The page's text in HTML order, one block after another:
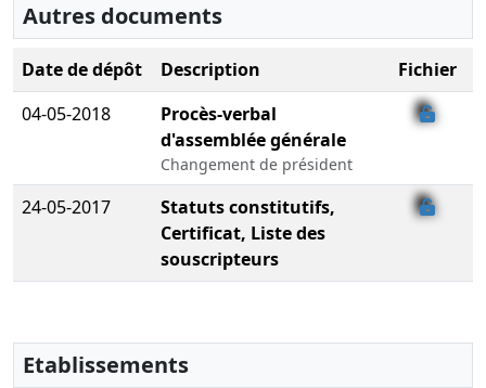
Autres documents
Date de dépôt Description
Fichier
04-05-2018
Procès-verbal
d'assemblée générale
Changement de président
24-05-2017
Statuts constitutifs,
Certificat, Liste des
souscripteurs
Etablissements